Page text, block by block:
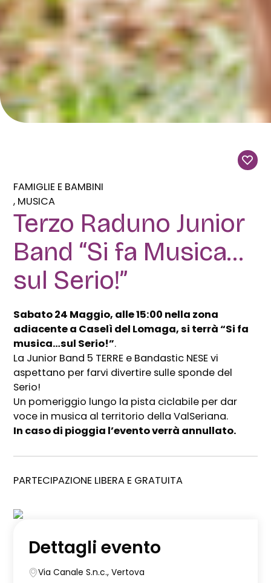
FAMIGLIE E BAMBINI
MUSICA
Terzo Raduno Junior
Band “Si fa Musica…
sul Serio!”
Sabato 24 Maggio, alle 15:00 nella zona
adiacente a Caselì del Lomaga, si terrà “Si fa
musica…sul Serio!”.
La Junior Band 5 TERRE e Bandastic NESE vi
aspettano per farvi divertire sulle sponde del
Serio!
Un pomeriggio lungo la pista ciclabile per dar
voce in musica al territorio della ValSeriana.
In caso di pioggia l’evento verrà annullato.
PARTECIPAZIONE LIBERA E GRATUITA
Dettagli evento
Via Canale S.n.c., Vertova